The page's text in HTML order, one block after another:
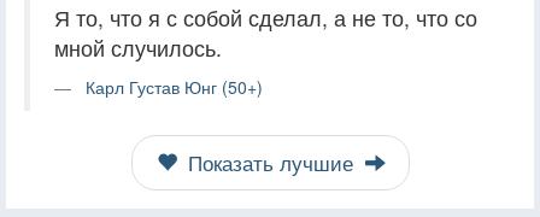
Я то, что я с собой сделал, а не то, что со
мной случилось.
Карл Густав Юнг (50+)
Показать лучшие